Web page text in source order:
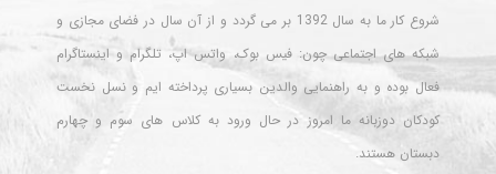
شروع کار ما به سال 1392 بر می گردد و از آن سال در فضای مجازی و
شبکه های اجتماعی چون: فیس بوک، واتس اپ، تلگرام و اینستاگرام
فعال بوده و به راهنمایی والدین بسیاری پرداخته ایم و نسل نخست
کودکان دوزبانه ما امروز در حال ورود به کلاس های سوم و چهارم
دبستان هستند.